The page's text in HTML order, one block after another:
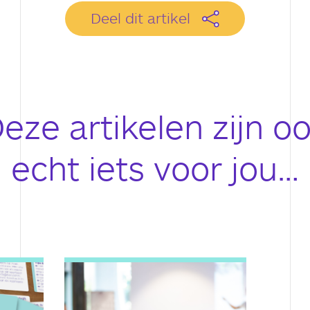
Deel dit artikel
artikelen zijn
echt iets voor jou…